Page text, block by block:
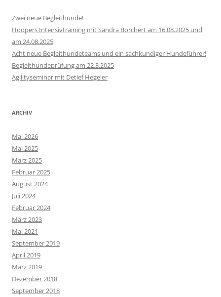
Zwei neue Begleithunde!
Hoopers Intensivtraining mit Sandra Borchert am 16.08.2025 und
am 24.08.2025
Acht neue Begleithundeteams und ein sachkundiger Hundeführer!
Begleithundeprüfung am 22.3.2025
Agilityseminar mit Detlef Hegeler
ARCHIV
Mai 2026
Mai 2025
März 2025
Februar 2025
August 2024
Juli 2024
Februar 2024
März 2023
Mai 2021
September 2019
April 2019
März 2019
Dezember 2018
September 2018